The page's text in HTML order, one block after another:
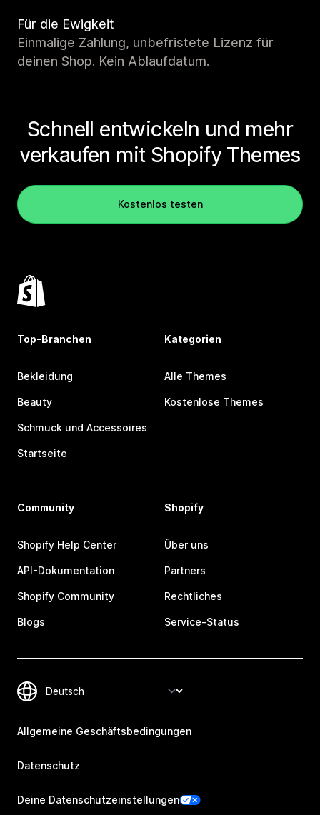
Für die Ewigkeit
Einmalige Zahlung, unbefristete Lizenz für
deinen Shop. Kein Ablaufdatum.
Schnell entwickeln und mehr
verkaufen mit Shopify Themes
Kostenlos testen
Top-Branchen
Bekleidung
Beauty
Schmuck und Accessoires
Startseite
Kategorien
Alle Themes
Kostenlose Themes
Community
Shopify Help Center
API-Dokumentation
Shopify Community
Blogs
Shopify
Über uns
Partners
Rechtliches
Service-Status
Allgemeine Geschäftsbedingungen
Datenschutz
Deine Datenschutzeinstellungen